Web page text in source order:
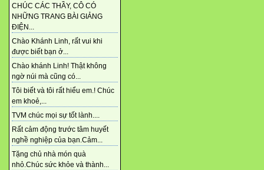
CHÚC CÁC THẦY, CÔ CÓ
NHỮNG TRANG BÀI GIẢNG
ĐIỆN...
Chào Khánh Linh, rất vui khi
được biết bạn ở...
Chào khánh Linh! Thật không
ngờ núi mà cũng có...
Tôi biết và tôi rất hiểu em.! Chúc
em khoẻ,...
TVM chúc mọi sự tốt lành....
Rất cảm động trước tâm huyết
nghề nghiệp của bạn.Cảm...
Tặng chủ nhà món quà
nhỏ.Chúc sức khỏe và thành...